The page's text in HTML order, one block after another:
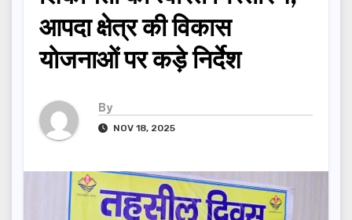
आपदा क्षेत्र की विकास
योजनाओं पर कड़े निर्देश
By
NOV 18, 2025